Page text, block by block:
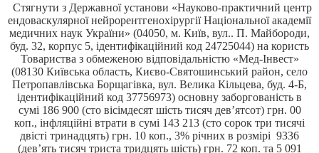
Стягнути з Державної установи «Науково-практичний центр
ендоваскулярної нейрорентгенохірургії Національної академії
медичних наук України» (04050, м. Київ, вул.. П. Майбороди,
буд. 32, корпус 5, ідентифікаційний код 24725044) на користь
Товариства з обмеженою відповідальністю «Мед-Інвест»
(08130 Київська область, Києво-Святошинський район, село
Петропавлівська Борщагівка, вул. Велика Кільцева, буд. 4-Б,
ідентифікаційний код 37756973) основну заборгованість в
сумі 186 900 (сто вісімдесят шість тисяч дев’ятсот) грн. 00
коп., інфляційні втрати в сумі 143 213 (сто сорок три тисячі
двісті тринадцять) грн. 10 коп., 3% річних в розмірі 9336
(дев’ять тисяч триста тридцять шість) грн. 72 коп. та 5 091